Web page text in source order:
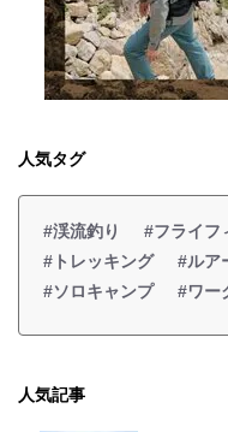
人気タグ
#渓流釣り #フライフ
#トレッキング
#ルア
#ソロキャンプ
#ワー
人気記事